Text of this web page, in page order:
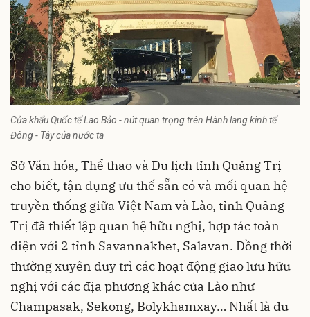
Cửa khẩu Quốc tế Lao Bảo - nút quan trọng trên Hành lang kinh tế
Đông - Tây của nước ta
Sở Văn hóa, Thể thao và Du lịch tỉnh Quảng Trị
cho biết, tận dụng ưu thế sẵn có và mối quan hệ
truyền thống giữa Việt Nam và Lào, tỉnh Quảng
Trị đã thiết lập quan hệ hữu nghị, hợp tác toàn
diện với 2 tỉnh Savannakhet, Salavan. Đồng thời
thường xuyên duy trì các hoạt động giao lưu hữu
nghị với các địa phương khác của Lào như
Champasak, Sekong, Bolykhamxay… Nhất là du